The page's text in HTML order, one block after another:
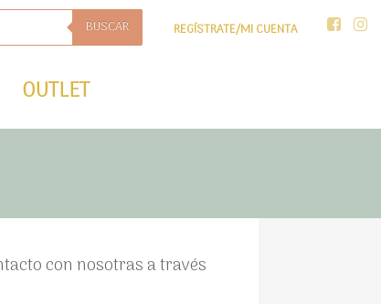
BUSCAR REGÍSTRATE/MI CUENTA
OUTLET
con nosotras a través